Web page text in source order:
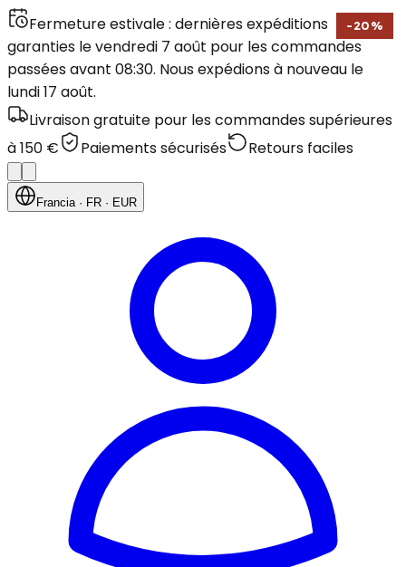
Fermeture estivale : dernières expéditions
garanties le vendredi 7 août pour les commandes
passées avant 08:30. Nous expédions à nouveau le
lundi 17 août.
Livraison gratuite pour les commandes supérieures
à 150 €
Paiements sécurisés Retours faciles
Francia· FR · EUR
- 20 %